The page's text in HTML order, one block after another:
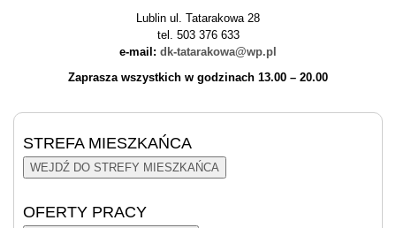
Lublin ul. Tatarakowa 28
tel. 503 376 633
e-mail: dk-tatarakowa@wp.pl
Zaprasza wszystkich w godzinach 13.00 – 20.00
STREFA MIESZKAŃCA
WEJDŹ DO STREFY MIESZKAŃCA
OFERTY PRACY